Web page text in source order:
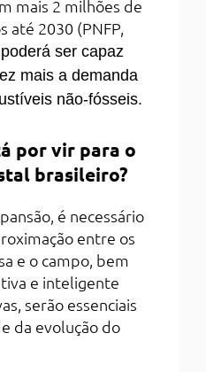
mais 2 milhões de
até 2030 (PNFP,
ser capaz
mais a demanda
não-fósseis.
por vir para o
brasileiro?
é necessário
entre os
e o campo, bem
e inteligente
serão essenciais
da evolução do